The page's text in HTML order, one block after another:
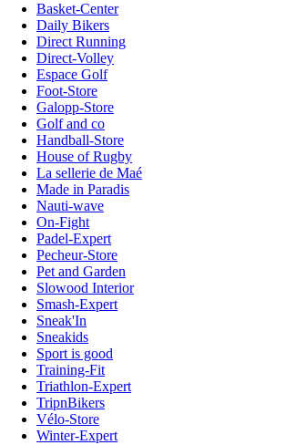
Basket-Center
Daily Bikers
Direct Running
Direct-Volley
Espace Golf
Foot-Store
Galopp-Store
Golf and co
Handball-Store
House of Rugby
La sellerie de Maé
Made in Paradis
Nauti-wave
On-Fight
Padel-Expert
Pecheur-Store
Pet and Garden
Slowood Interior
Smash-Expert
Sneak'In
Sneakids
Sport is good
Training-Fit
Triathlon-Expert
TripnBikers
Vélo-Store
Winter-Expert